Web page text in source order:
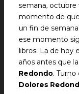
semana, octubre
momento de que
un fin de
ese momento
libros. La de hoy
años antes que
Redondo. Turno
Dolores